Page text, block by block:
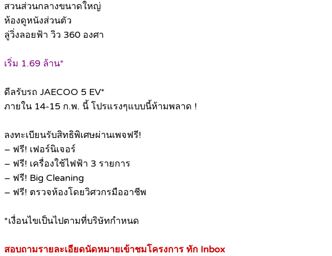
สวนส่วนกลางขนาดใหญ่
ห้องดูหนังส่วนตัว
ลู่วิ่งลอยฟ้า วิว 360 องศา
เริ่ม 1.69 ล้าน*
ดีลรับรถ JAECOO 5 EV*
ภายใน 14-15 ก.พ. นี้ โปรแรงๆแบบนี้ห้ามพลาด !
ลงทะเบียนรับสิทธิพิเศษผ่านเพจฟรี!
– ฟรี! เฟอร์นิเจอร์
– ฟรี! เครื่องใช้ไฟฟ้า 3 รายการ
– ฟรี! Big Cleaning
– ฟรี! ตรวจห้องโดยวิศวกรมืออาชีพ
*เงื่อนไขเป็นไปตามที่บริษัทกำหนด
สอบถามรายละเอียดนัดหมายเข้าชมโครงการ ทัก Inbox